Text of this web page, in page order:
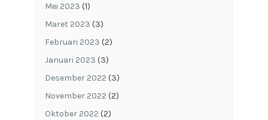
Mei 2023 (1)
Maret 2023 (3)
Februari 2023 (2)
Januari 2023 (3)
Desember 2022 (3)
November 2022 (2)
Oktober 2022 (2)